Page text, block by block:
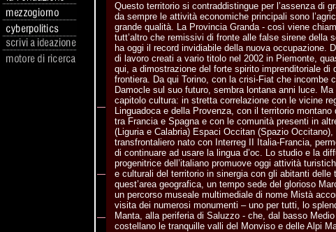
Questo territorio si contraddistingue per l’assenza di
da sempre le attività economiche principali sono
grande qualità. La Provincia Granda - così viene
tutt’altro che remissivi di fronte alle false sirene della
ha oggi il record invidiabile della nuova occupazione.
di lavoro creati a vario titolo nel 2002 in Piemonte,
qui, a dimostrazione del forte spirito imprenditoriale di
frontiera. Da qui Torino, con la crisi-Fiat che incombe
Damocle sul suo futuro, sembra lontana anni luce. Ma
capitolo cultura: in stretta correlazione con le vicine
Linguadoca e della Provenza, con il territorio
tra Francia e Spagna e con le comunità presenti in
(Liguria e Calabria) Espaci Occitan (Spazio Occitano),
transfrontaliero nato con Interreg II Italia-Francia,
di continuare ad usare la lingua d’oc. Lo studio e la
progenitrice dell’italiano promuove oggi attività
e culturali del territorio in sinergia con gli abitanti delle
quest’area geografica, un tempo sede del glorioso
un percorso museale multimediale di nome Mistà
visita dei numerosi monumenti – uno per tutti, lo
Manta, alla periferia di Saluzzo - che, dal basso
costellano le tranquille valli del Monviso e delle Alpi